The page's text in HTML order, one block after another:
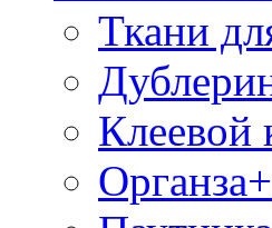
Ткани
Клеевой